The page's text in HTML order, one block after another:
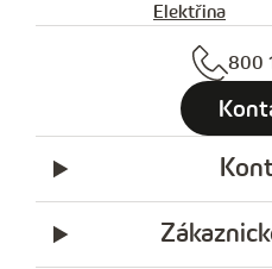
Elektřina
800